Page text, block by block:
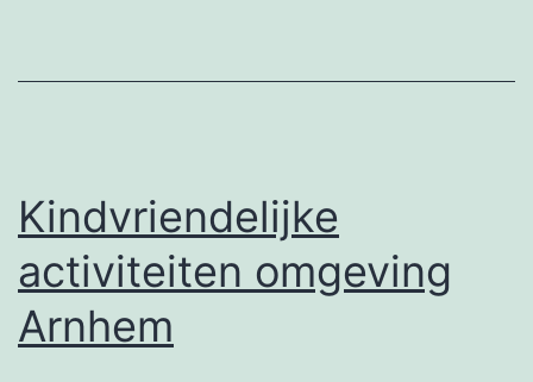
Kindvriendelijke
activiteiten omgeving
Arnhem